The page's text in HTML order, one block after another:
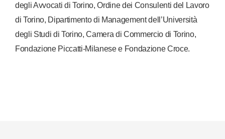
degli Avvocati di Torino, Ordine dei Consulenti del Lavoro
di Torino, Dipartimento di Management dell’Università
degli Studi di Torino, Camera di Commercio di Torino,
Fondazione Piccatti-Milanese e Fondazione Croce.